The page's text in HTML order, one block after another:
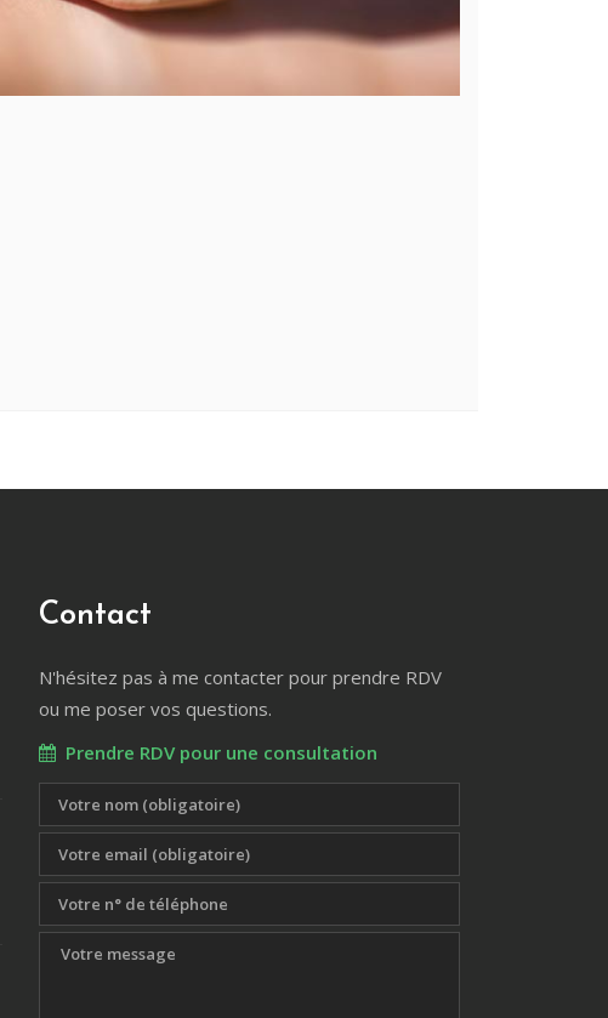
Contact
N'hésitez pas à me contacter pour prendre RDV
ou me poser vos questions.
Prendre RDV pour une consultation